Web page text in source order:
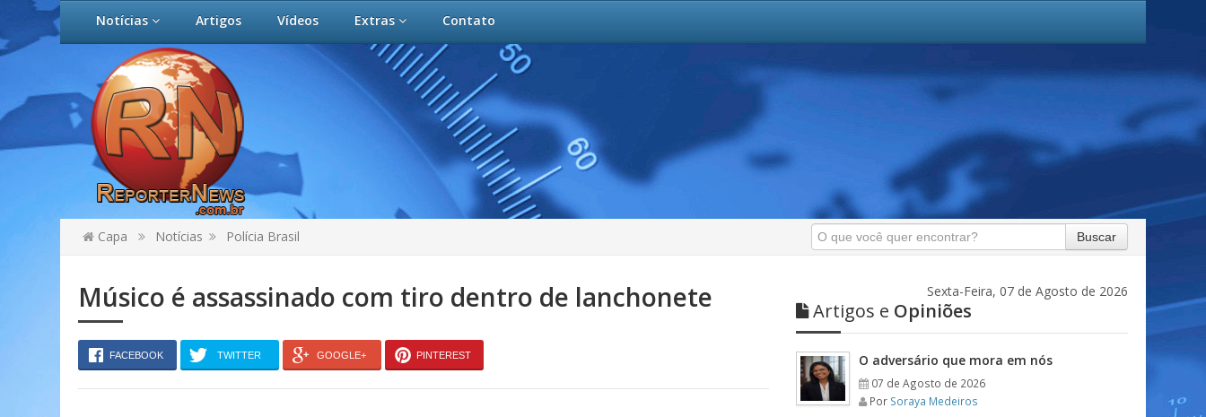
Notícias Artigos Vídeos Extras Contato
Capa Notícias Polícia Brasil Buscar
Músico é assassinado com tiro dentro de lanchonete
FACEBOOK TWITTER GOOGLE+ PINTEREST
Sexta-Feira, 07 de Agosto de 2026
Artigos e Opiniões
O adversário que mora em nós
07 de Agosto de 2026
Por Soraya Medeiros